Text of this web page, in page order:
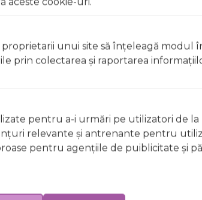
unui site să înţeleagă modul
prin colectarea şi raportarea
pentru a-i urmări pe utilizatori de la
relevante şi antrenante pentru
pentru agenţiile de puiblicitate şi